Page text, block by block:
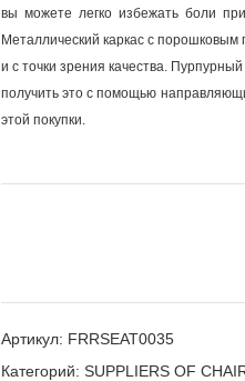
вы можете легко избежать боли
Металлический каркас с порошковым
и с точки зрения качества.
получить это с помощью
этой покупки.
Артикул: FRRSEAT0035
Категорий: SUPPLIERS OF